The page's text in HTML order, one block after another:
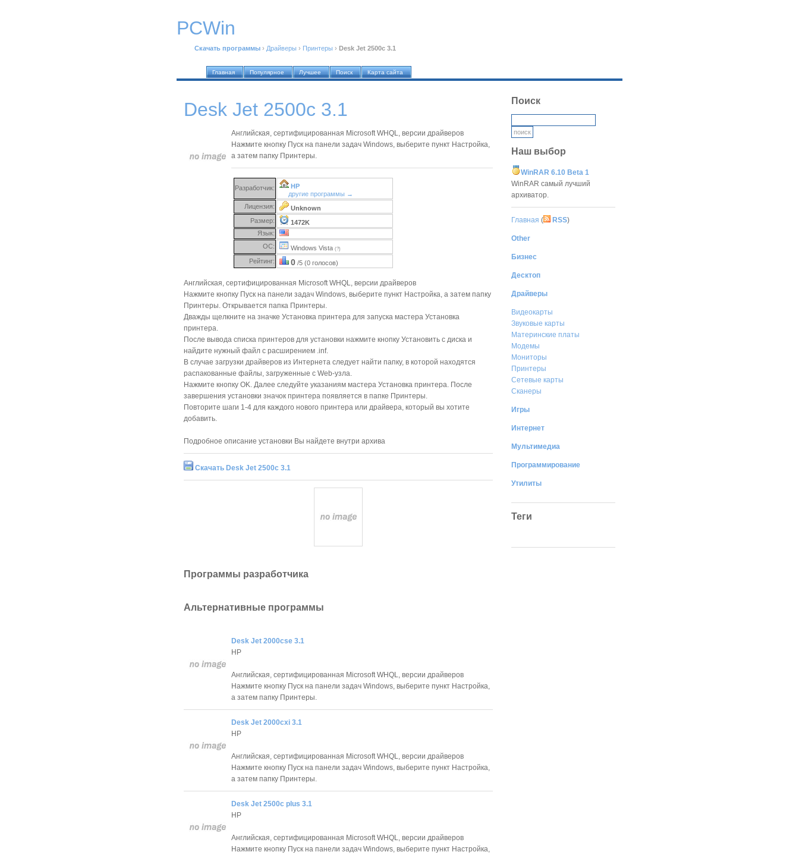
PCWin
Скачать программы › Драйверы › Принтеры › Desk Jet 2500c 3.1
Главная Популярное Лучшее Поиск Карта сайта
Desk Jet 2500c 3.1
Английская, сертифицированная Microsoft WHQL, версии драйверов
Нажмите кнопку Пуск на панели задач Windows, выберите пункт Настройка,
а затем папку Принтеры.
Разработчик:
HP
другие программы →
Лицензия:
Unknown
Размер:
1472K
Язык:
ОС:
Windows Vista (?)
Рейтинг: 0 /5 (0 голосов)
Английская, сертифицированная Microsoft WHQL, версии драйверов
Нажмите кнопку Пуск на панели задач Windows, выберите пункт Настройка, а затем папку
Принтеры. Открывается папка Принтеры.
Дважды щелкните на значке Установка принтера для запуска мастера Установка
принтера.
После вывода списка принтеров для установки нажмите кнопку Установить с диска и
найдите нужный файл с расширением .inf.
В случае загрузки драйверов из Интернета следует найти папку, в которой находятся
распакованные файлы, загруженные с Web-узла.
Нажмите кнопку OK. Далее следуйте указаниям мастера Установка принтера. После
завершения установки значок принтера появляется в папке Принтеры.
Повторите шаги 1-4 для каждого нового принтера или драйвера, который вы хотите
добавить.
Подробное описание установки Вы найдете внутри архива
Скачать Desk Jet 2500c 3.1
Программы разработчика
Альтернативные программы
Desk Jet 2000cse 3.1
HP
Английская, сертифицированная Microsoft WHQL, версии драйверов
Нажмите кнопку Пуск на панели задач Windows, выберите пункт Настройка,
а затем папку Принтеры.
Desk Jet 2000cxi 3.1
HP
Английская, сертифицированная Microsoft WHQL, версии драйверов
Нажмите кнопку Пуск на панели задач Windows, выберите пункт Настройка,
а затем папку Принтеры.
Desk Jet 2500c plus 3.1
HP
Английская, сертифицированная Microsoft WHQL, версии драйверов
Нажмите кнопку Пуск на панели задач Windows, выберите пункт Настройка,
Поиск
Наш выбор
WinRAR 6.10 Beta 1
WinRAR самый лучший
архиватор.
Главная ( RSS)
Other
Бизнес
Десктоп
Драйверы
Видеокарты
Звуковые карты
Материнские платы
Модемы
Мониторы
Принтеры
Сетевые карты
Сканеры
Игры
Интернет
Мультимедиа
Программирование
Утилиты
Теги